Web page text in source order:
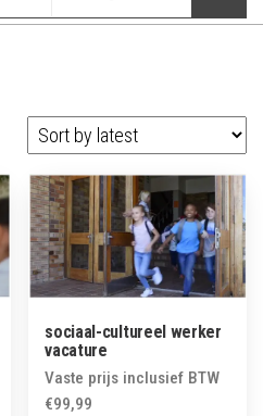
sociaal-cultureel werker
vacature
Vaste prijs inclusief BTW
€99,99